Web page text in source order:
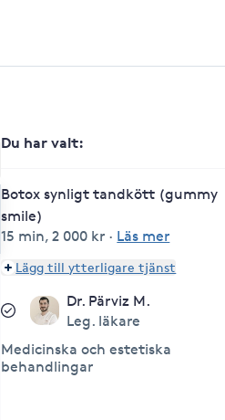
Du har valt:
Botox synligt tandkött (gummy
smile)
15 min,2 000 kr · Läs mer
Lägg till ytterligare tjänst
Dr. Pärviz M.
Leg. läkare
Medicinska och estetiska
behandlingar